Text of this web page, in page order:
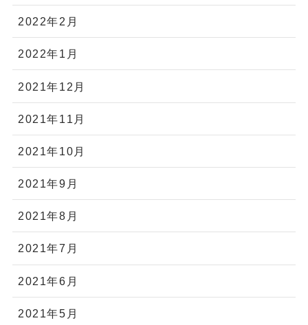
2022年2月
2022年1月
2021年12月
2021年11月
2021年10月
2021年9月
2021年8月
2021年7月
2021年6月
2021年5月